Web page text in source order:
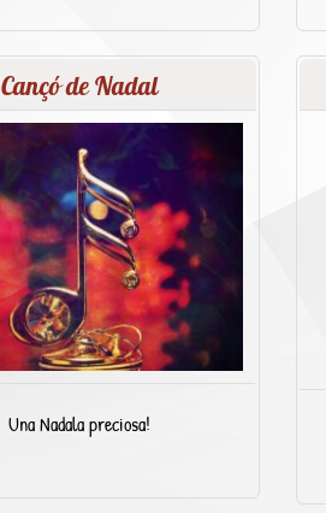
Cançó de Nadal
Una Nadala preciosa!